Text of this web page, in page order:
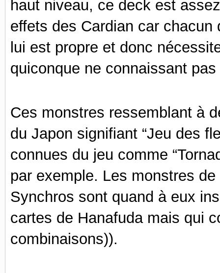
haut niveau, ce deck est
effets des Cardian car
lui est propre et donc
quiconque ne connaissant
Ces monstres ressemblant à
du Japon signifiant “Jeu des
connues du jeu comme
par exemple. Les monstres
Synchros sont quand à eux
cartes de Hanafuda mais qui
combinaisons)).